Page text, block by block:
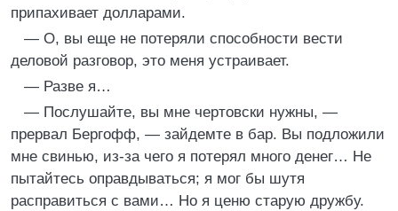
припахивает долларами.
— О, вы еще не потеряли способности вести
деловой разговор, это меня устраивает.
— Разве я…
— Послушайте, вы мне чертовски нужны, —
прервал Бергофф, — зайдемте в бар. Вы подложили
мне свинью, из-за чего я потерял много денег… Не
пытайтесь оправдываться; я мог бы шутя
расправиться с вами… Но я ценю старую дружбу.